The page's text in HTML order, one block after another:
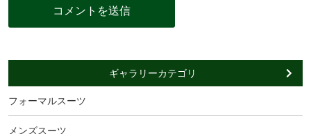
ギャラリーカテゴリ
フォーマルスーツ
メンズスーツ